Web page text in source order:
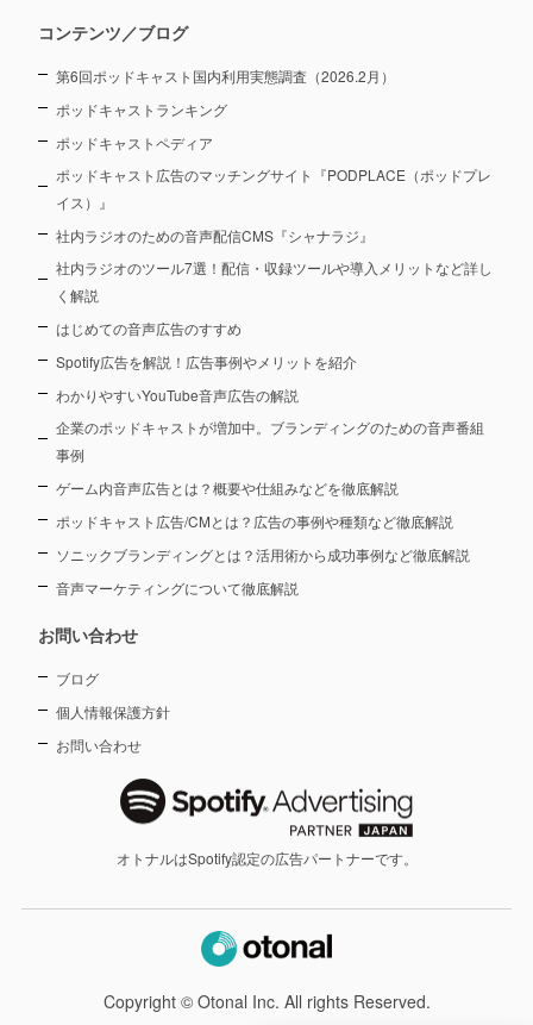
コンテンツ／ブログ
第6回ポッドキャスト国内利用実態調査（2026.2月）
ポッドキャストランキング
ポッドキャストペディア
ポッドキャスト広告のマッチングサイト『PODPLACE（ポッドプレ
イス）』
社内ラジオのための音声配信CMS『シャナラジ』
社内ラジオのツール7選！配信・収録ツールや導入メリットなど詳し
く解説
はじめての音声広告のすすめ
Spotify広告を解説！広告事例やメリットを紹介
わかりやすいYouTube音声広告の解説
企業のポッドキャストが増加中。ブランディングのための音声番組
事例
ゲーム内音声広告とは？概要や仕組みなどを徹底解説
ポッドキャスト広告/CMとは？広告の事例や種類など徹底解説
ソニックブランディングとは？活用術から成功事例など徹底解説
音声マーケティングについて徹底解説
お問い合わせ
ブログ
個人情報保護方針
お問い合わせ
オトナルはSpotify認定の広告パートナーです。
Copyright © Otonal Inc. All rights Reserved.